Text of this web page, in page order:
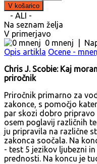
- ALI -
Na seznam želja
V primerjavo
0 mnenj
Opis artikla Ocene -
Chris J. Scobie: Kaj
priročnik
Priročnik primarno za
zakonce, s pomočjo
par skozi dobro pripravo
osem poglavij različnih
ju pripravila na različne
zakonca soočala. Na
- test 5 jezikov ljubezni
prednosti. Na koncu je